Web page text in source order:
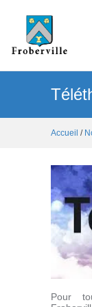
Accueil /
Pour